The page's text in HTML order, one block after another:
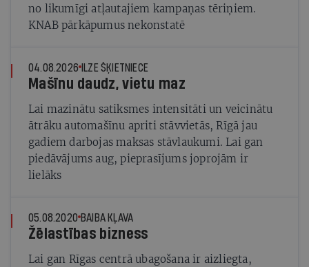
no likumīgi atļautajiem kampaņas tēriņiem.
KNAB pārkāpumus nekonstatē
04.08.2026 ILZE ŠĶIETNIECE
Mašīnu daudz, vietu maz
Lai mazinātu satiksmes intensitāti un veicinātu
ātrāku automašīnu apriti stāvvietās, Rīgā jau
gadiem darbojas maksas stāvlaukumi. Lai gan
piedāvājums aug, pieprasījums joprojām ir
lielāks
05.08.2020 BAIBA KĻAVA
Žēlastības bizness
Lai gan Rīgas centrā ubagošana ir aizliegta,